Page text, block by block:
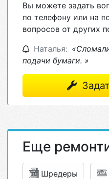
Вы можете задать
по телефону или на
вопросов от других
Наталья:
подачи бумаги. »
Еще
Шредеры